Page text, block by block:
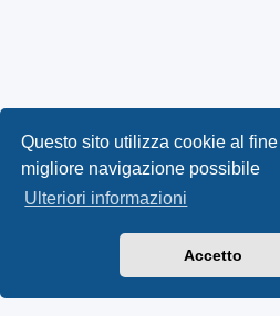
Questo sito utilizza cookie al
migliore navigazione possibile
Ulteriori informazioni
Accetto